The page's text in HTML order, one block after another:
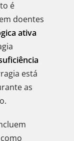
é
doentes
ativa
está
as